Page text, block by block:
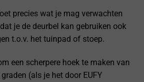
precies wat je mag verwachten
je de deurbel kan gebruiken ook
t.o.v. het tuinpad of stoep.
een scherpere hoek te maken van
(als je het door EUFY